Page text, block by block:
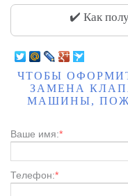
✔️ Как
ЧТОБЫ
ЗАМЕНА
МАШИНЫ,
Ваше имя:*
Телефон:*